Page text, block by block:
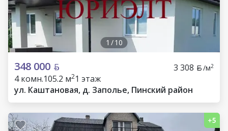
1 /10
348 000 3 308 /м2
4 комн.105.2 м21 этаж
ул. Каштановая, д. Заполье, Пинский район